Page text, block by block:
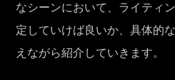
なシーンにおいて、ライティ
定していけば良いか、具体的
えながら紹介していきます。